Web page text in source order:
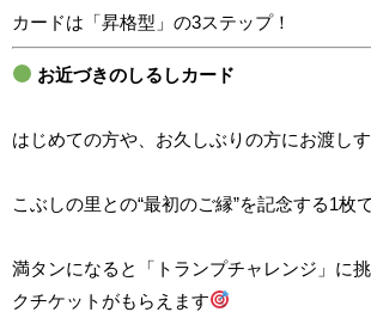
カードは「昇格型」の3ステップ！
お近づきのしるしカード
はじめての方や、お久しぶりの方にお渡しす
こぶしの里との“最初のご縁”を記念する1枚で
満タンになると「トランプチャレンジ」に
クチケットがもらえます